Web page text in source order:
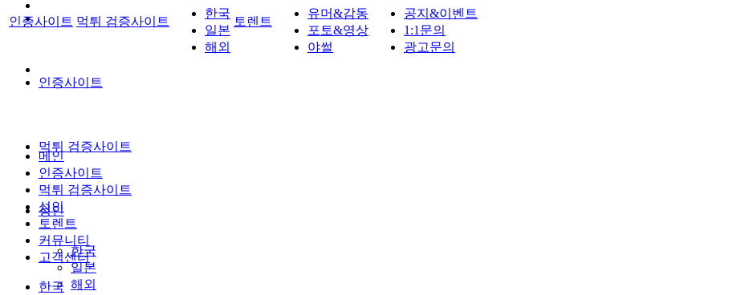
인증사이트
먹튀 검증사이트
성인
한국
일본
해외
인증사이트 먹튀 검증사이트
한국
일본
해외
토렌트
유머&감동
포토&영상
야썰
공지&이벤트
1:1문의
광고문의
메인
인증사이트
먹튀 검증사이트
성인
토렌트
커뮤니티
고객센터
한국